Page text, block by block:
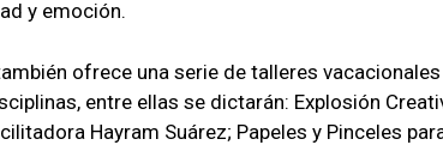
y emoción.
ofrece una serie de talleres
entre ellas se dictarán: Explosión
Hayram Suárez; Papeles y Pinceles